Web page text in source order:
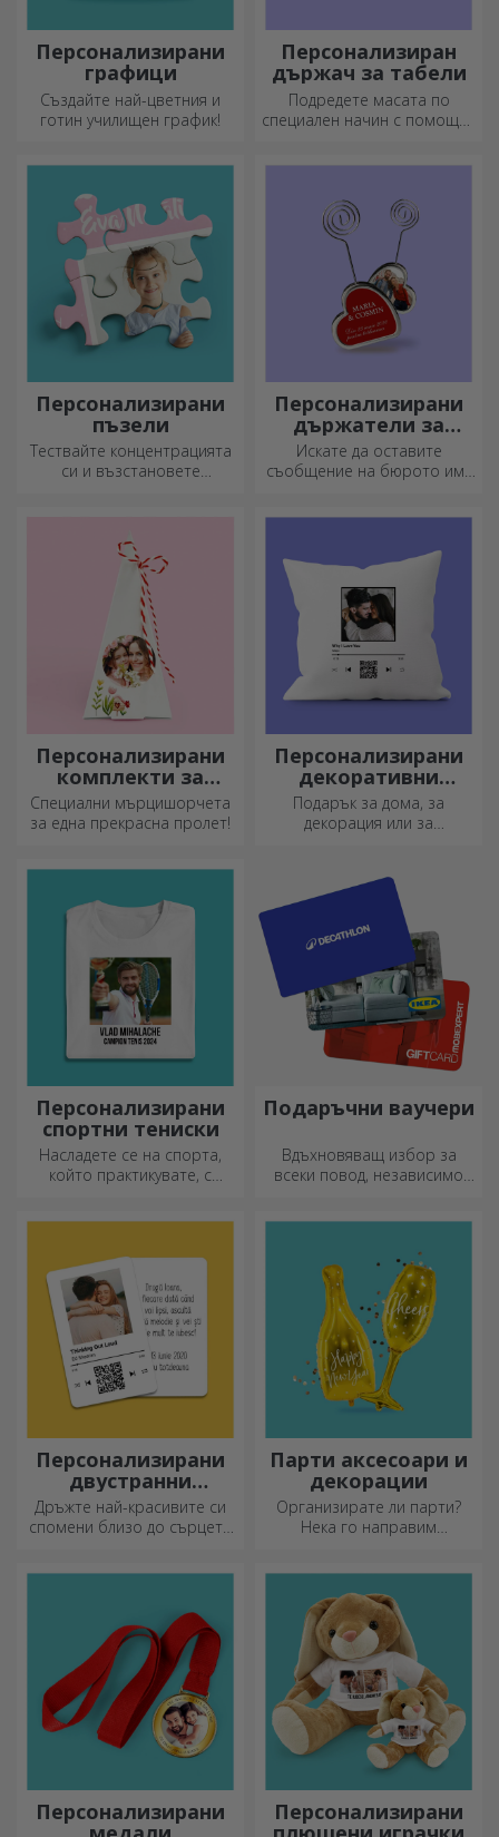
Персонализирани
графици
Създайте най-цветния и
готин училищен график!
Персонализиран
държач за табели
Подредете масата по
специален начин с помощта
послание или името на
всеки член на масата.
Персонализирани
пъзели
Тествайте концентрацията
си и възстановете
Персонализирани
държатели за
съобщения
Искате да оставите
съобщение на бюрото им?
Персонализирани
комплекти за
засаждане на
пирамидални
цветя
Специални мърцишорчета
за една прекрасна пролет!
Персонализирани
декоративни
възглавници
Подарък за дома, за
декорация или за
възглавници са идеални за
всеки повод.
Персонализирани
спортни тениски
Насладете се на спорта,
който практикувате, с
вашата любима!
Подаръчни ваучери
Вдъхновяващ избор за
всеки повод, независимо
Персонализирани
двустранни
алуминиеви карти
Дръжте най-красивите си
спомени близо до сърцето
Парти аксесоари и
декорации
Организирате ли парти?
Нека го направим
атмосферата.
Персонализирани Персонализирани